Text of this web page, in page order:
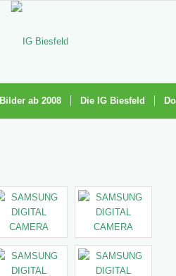
Bilder ab 2008 Die IG Biesfeld